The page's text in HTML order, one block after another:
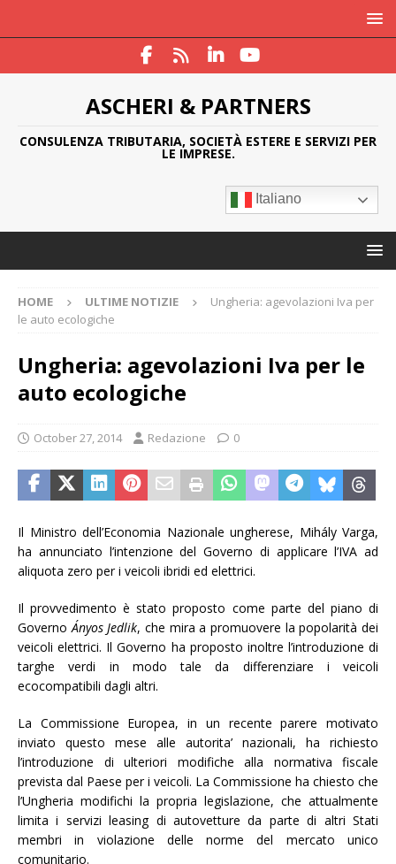
ASCHERI & PARTNERS
CONSULENZA TRIBUTARIA, SOCIETÀ ESTERE E SERVIZI PER
LE IMPRESE.
Italiano
HOME ULTIME NOTIZIE
Ungheria: agevolazioni Iva per
le auto ecologiche
Ungheria: agevolazioni Iva per le
auto ecologiche
October 27, 2014 Redazione 0
Il Ministro dell’Economia Nazionale ungherese, Mihály Varga,
ha annunciato l’intenzione del Governo di applicare l’IVA ad
aliquota zero per i veicoli ibridi ed elettrici.
Il provvedimento è stato proposto come parte del piano di
GovernoÁnyos Jedlik, che mira a promuovere la popolarità dei
veicoli elettrici. Il Governo ha proposto inoltre l’introduzione di
targhe verdi in modo tale da differenziare i veicoli
ecocompatibili dagli altri.
La Commissione Europea, in un recente parere motivato
inviato questo mese alle autorita’ nazionali, ha richiesto
l’introduzione di ulteriori modifiche alla normativa fiscale
prevista dal Paese per i veicoli. La Commissione ha chiesto che
l’Ungheria modifichi la propria legislazione, che attualmente
limita i servizi leasing di autovetture da parte di altri Stati
membri in violazione delle norme del mercato unico
comunitario.